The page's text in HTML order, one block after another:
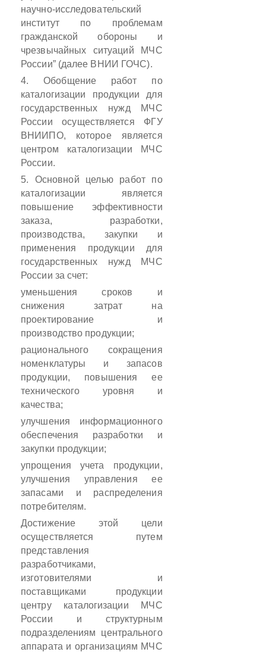
научно-исследовательский
институт по проблемам
гражданской обороны и
чрезвычайных ситуаций МЧС
России” (далее ВНИИ ГОЧС).
4. Обобщение работ по
каталогизации продукции для
государственных нужд МЧС
России осуществляется ФГУ
ВНИИПО, которое является
центром каталогизации МЧС
России.
5. Основной целью работ по
каталогизации является
повышение эффективности
заказа, разработки,
производства, закупки и
применения продукции для
государственных нужд МЧС
России за счет:
уменьшения сроков и
снижения затрат на
проектирование и
производство продукции;
рационального сокращения
номенклатуры и запасов
продукции, повышения ее
технического уровня и
качества;
улучшения информационного
обеспечения разработки и
закупки продукции;
упрощения учета продукции,
улучшения управления ее
запасами и распределения
потребителям.
Достижение этой цели
осуществляется путем
представления
разработчиками,
изготовителями и
поставщиками продукции
центру каталогизации МЧС
России и структурным
подразделениям центрального
аппарата и организациям МЧС